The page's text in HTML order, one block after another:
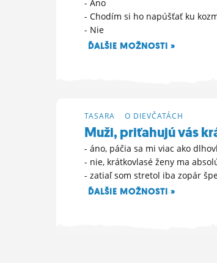
- Áno
- Chodím si ho napúšťať ku
- Nie
ĎALŠIE MOŽNOSTI »
TASARA O DIEVČATÁCH
Muži, priťahujú vás
- áno, páčia sa mi viac ako
- nie, krátkovlasé ženy ma
- zatiaľ som stretol iba zopár
ĎALŠIE MOŽNOSTI »